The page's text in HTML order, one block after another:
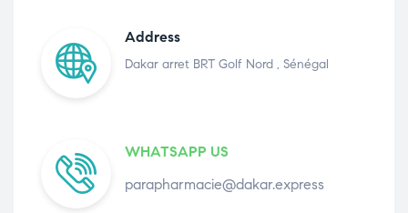
Address
Dakar arret BRT Golf Nord , Sénégal
WHATSAPP US
parapharmacie@dakar.express